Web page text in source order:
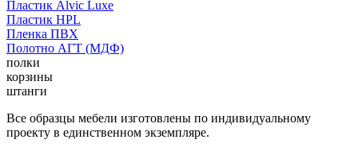
Пластик Alvic Luxe
Пластик HPL
Пленка ПВХ
Полотно АГТ (МДФ)
полки
корзины
штанги
Все образцы мебели изготовлены по индивидуальному
проекту в единственном экземпляре.